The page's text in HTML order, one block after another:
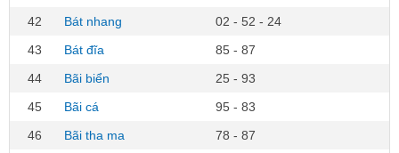
42
Bát nhang
02 - 52 - 24
43
Bát đĩa
85 - 87
44
Bãi biển
25 - 93
45
Bãi cá
95 - 83
46
Bãi tha ma
78 - 87